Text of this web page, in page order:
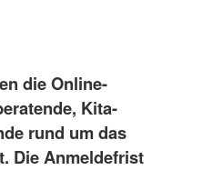
die Online-
Kita-
rund um das
Die Anmeldefrist